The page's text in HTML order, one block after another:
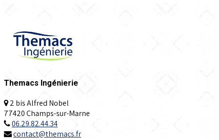
Themacs Ingénierie
2 bis Alfred Nobel
77420 Champs-sur-Marne
06.29.82.44.34
contact@themacs.fr